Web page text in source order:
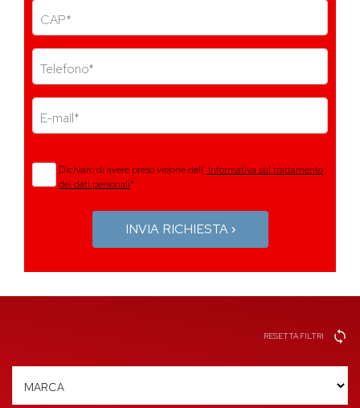
CAP*
Telefono*
E-mail*
Dichiaro di avere preso visione dell' informativa sul trattamento
dei dati personali*
INVIA RICHIESTA
RESETTA FILTRI